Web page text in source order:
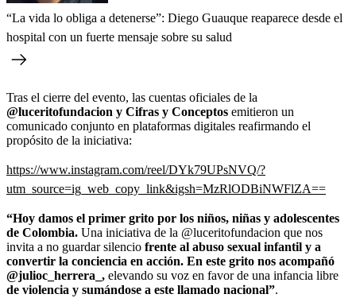
“La vida lo obliga a detenerse”: Diego Guauque reaparece desde el
hospital con un fuerte mensaje sobre su salud
Tras el cierre del evento, las cuentas oficiales de la
@luceritofundacion y Cifras y Conceptos emitieron un
comunicado conjunto en plataformas digitales reafirmando el
propósito de la iniciativa:
https://www.instagram.com/reel/DYk79UPsNVQ/?
utm_source=ig_web_copy_link&igsh=MzRlODBiNWFlZA==
“Hoy damos el primer grito por los niños, niñas y adolescentes
de Colombia. Una iniciativa de la @luceritofundacion que nos
invita a no guardar silencio frente al abuso sexual infantil y a
convertir la conciencia en acción. En este grito nos acompañó
@julioc_herrera_, elevando su voz en favor de una infancia libre
de violencia y sumándose a este llamado nacional”.